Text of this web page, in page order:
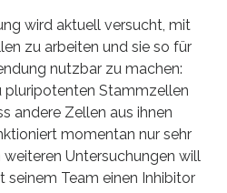
wird aktuell versucht, mit
zu arbeiten und sie so für
nutzbar zu machen:
pluripotenten Stammzellen
andere Zellen aus ihnen
momentan nur sehr
weiteren Untersuchungen will
Team einen Inhibitor